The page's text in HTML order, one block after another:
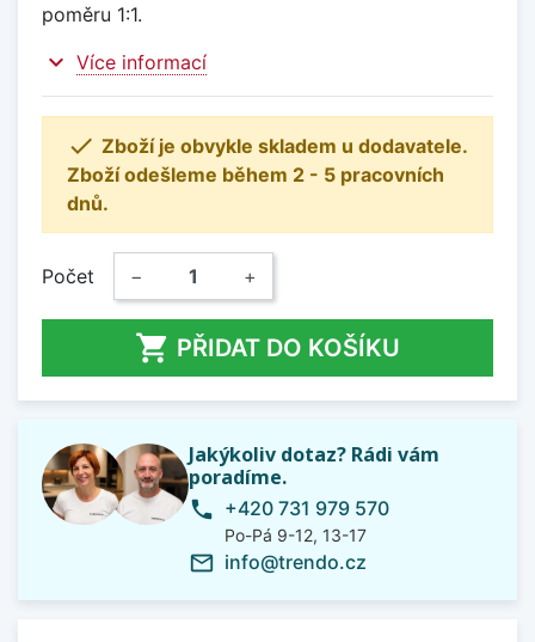
poměru 1:1.
expand_more Více informací
 Zboží je obvykle skladem u dodavatele.
Zboží odešleme během 2 - 5 pracovních
dnů.
Počet − +
 PŘIDAT DO KOŠÍKU
Jakýkoliv dotaz? Rádi vám
poradíme.
phone +420 731 979 570
Po-Pá 9-12, 13-17
mail_outline info@trendo.cz